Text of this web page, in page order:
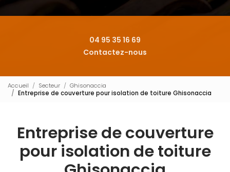
04 95 35 16 69
Contactez-nous
Accueil Secteur
Ghisonaccia
Entreprise de couverture pour isolation de toiture Ghisonaccia
Entreprise de couverture
pour isolation de toiture